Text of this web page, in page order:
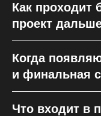
Как проходит
проект
Когда
и финальная
Что входит в